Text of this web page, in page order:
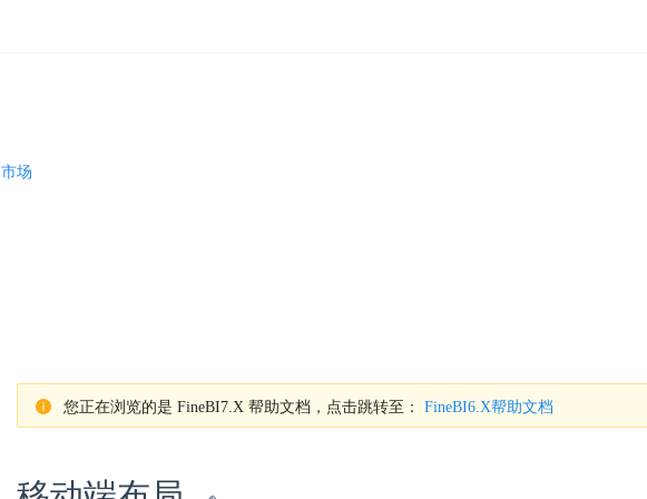
市场
您正在浏览的是 FineBI7.X 帮助文档，点击跳转至： FineBI6.X帮助文档